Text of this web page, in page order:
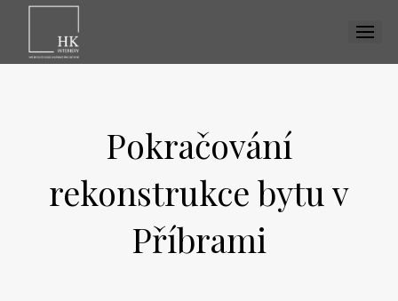
MENU
Pokračování
rekonstrukce bytu v
Příbrami